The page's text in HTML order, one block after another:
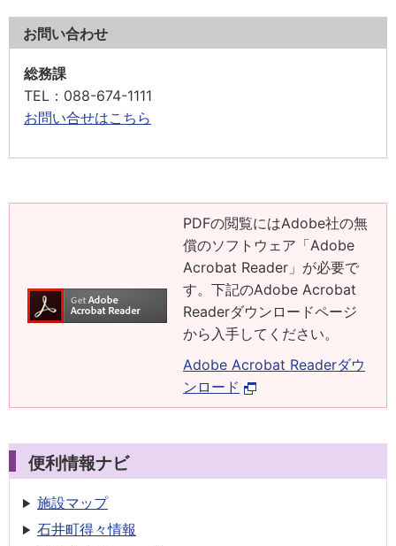
お問い合わせ
総務課
TEL ：088-674-1111
お問い合せはこちら
PDFの閲覧にはAdobe社の無
償のソフトウェア「Adobe
Acrobat Reader」が必要で
す。下記のAdobe Acrobat
Readerダウンロードページ
から入手してください。
Adobe Acrobat Readerダウ
ンロード
便利情報ナビ
施設マップ
石井町得々情報